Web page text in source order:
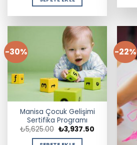
-30%
Manisa Çocuk Gelişimi
Sertifika Programı
₺5,625.00 Orijinal
fiyat:
₺5,625.00.
₺3,937.50Şu
-22%